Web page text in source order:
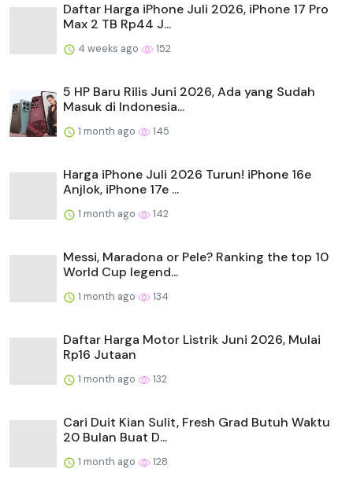
Daftar Harga iPhone Juli 2026, iPhone 17 Pro
Max 2 TB Rp44 J...
4 weeks ago 152
5 HP Baru Rilis Juni 2026, Ada yang Sudah
Masuk di Indonesia...
1 month ago 145
Harga iPhone Juli 2026 Turun! iPhone 16e
Anjlok, iPhone 17e ...
1 month ago 142
Messi, Maradona or Pele? Ranking the top 10
World Cup legend...
1 month ago 134
Daftar Harga Motor Listrik Juni 2026, Mulai
Rp16 Jutaan
1 month ago 132
Cari Duit Kian Sulit, Fresh Grad Butuh Waktu
20 Bulan Buat D...
1 month ago 128